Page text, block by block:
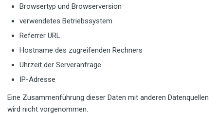
Browsertyp und Browserversion
verwendetes Betriebssystem
Referrer URL
Hostname des zugreifenden Rechners
Uhrzeit der Serveranfrage
IP-Adresse
Eine Zusammenführung dieser Daten mit anderen Datenquellen
wird nicht vorgenommen.